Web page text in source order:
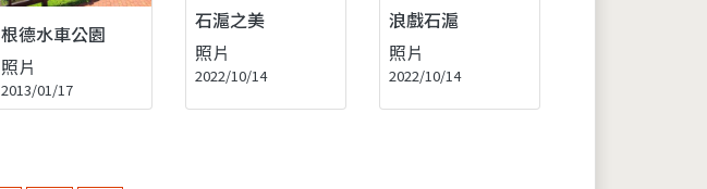
根德水車公園
照片
2013/01/17
石滬之美
照片
2022/10/14
浪戲石滬
照片
2022/10/14